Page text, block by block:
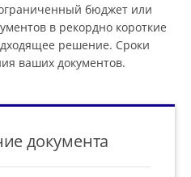
бюджет или
в рекордно короткие
решение. Сроки
ваших документов.
документа